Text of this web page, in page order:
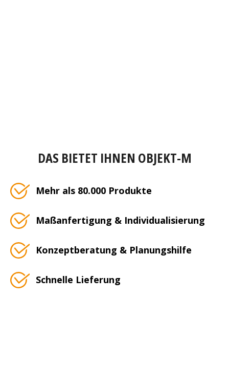
DAS BIETET IHNEN OBJEKT-M
Mehr als 80.000 Produkte
Maßanfertigung & Individualisierung
Konzeptberatung & Planungshilfe
Schnelle Lieferung